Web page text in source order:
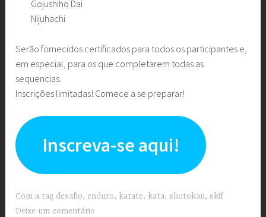
Gojushiho Dai
Nijuhachi
Serão fornecidos certificados para todos os participantes e,
em especial, para os que completarem todas as
sequencias.
Inscrições limitadas! Comece a se preparar!
Inscreva-se aqui!
Com a tag desafio, enduro, karate, kata,shotokan,skif
Deixe um comentário